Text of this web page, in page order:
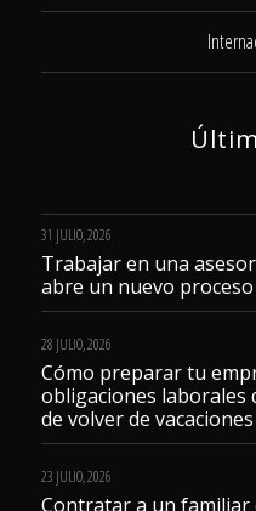
31 JULIO, 2026
Trabajar en una
abre un nuevo proceso
28 JULIO, 2026
Cómo preparar tu
obligaciones laborales
de volver de vacaciones
23 JULIO, 2026
Contratar a un familiar